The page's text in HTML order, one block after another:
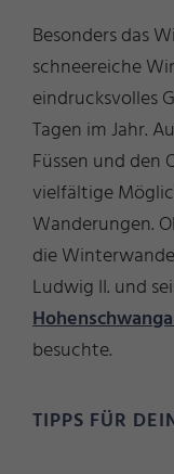
Besonders das
schneereiche
eindrucksvolles
Tagen im Jahr.
Füssen und den
vielfältige
Wanderungen.
die
Ludwig II. und
besuchte.
TIPPS FÜR